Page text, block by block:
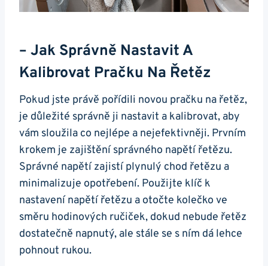
– ‍Jak ‌správně Nastavit A
⁢kalibrovat Pračku Na Řetěz
Pokud ‍jste⁣ právě pořídili novou pračku ‍na řetěz,
je⁤ důležité správně ji nastavit a kalibrovat, ⁤aby
vám ⁤sloužila co ⁣nejlépe ‌a nejefektivněji. Prvním
‍krokem je zajištění správného napětí řetězu.
Správné napětí zajistí plynulý chod řetězu a
minimalizuje opotřebení.⁣ Použijte klíč k
nastavení napětí řetězu a otočte⁣ kolečko ve
směru⁢ hodinových ručiček, dokud ‍nebude řetěz
dostatečně napnutý, ale stále se s ním dá lehce
‍pohnout rukou.